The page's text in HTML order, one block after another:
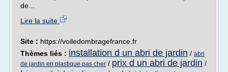
de...
Lire la suite
Site : https://voiledombragefrance.fr
Thèmes liés : installation d un abri de jardin / abri
de jardin en plastique pas cher / prix d un abri de jardin /